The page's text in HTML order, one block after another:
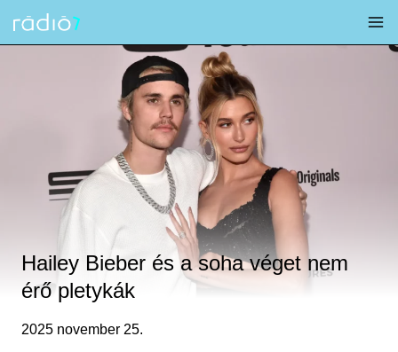
Hailey Bieber és a soha véget nem
érő pletykák
2025 november 25.